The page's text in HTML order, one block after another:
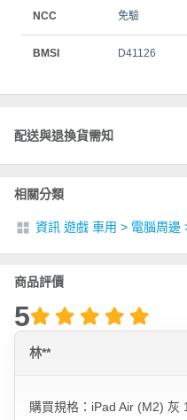
NCC 免驗
BMSI D41126
配送與退換貨需知
相關分類
資訊 遊戲 車用 > 電腦周邊
商品評價
5
林**
購買規格：iPad Air (M2) 灰